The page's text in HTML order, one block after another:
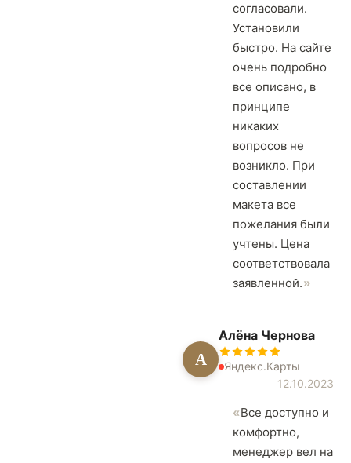
согласовали.
Установили
быстро. На сайте
очень подробно
все описано, в
принципе
никаких
вопросов не
возникло. При
составлении
макета все
пожелания были
учтены. Цена
соответствовала
заявленной.
А
Алёна Чернова
Яндекс.Карты
12.10.2023
Все доступно и
комфортно,
менеджер вел на